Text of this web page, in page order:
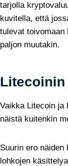
tarjolla
kuvitella, että
tulevat
paljon muutakin.
Vaikka Litecoin ja
näistä kuitenkin
Suurin ero näiden
lohkojen